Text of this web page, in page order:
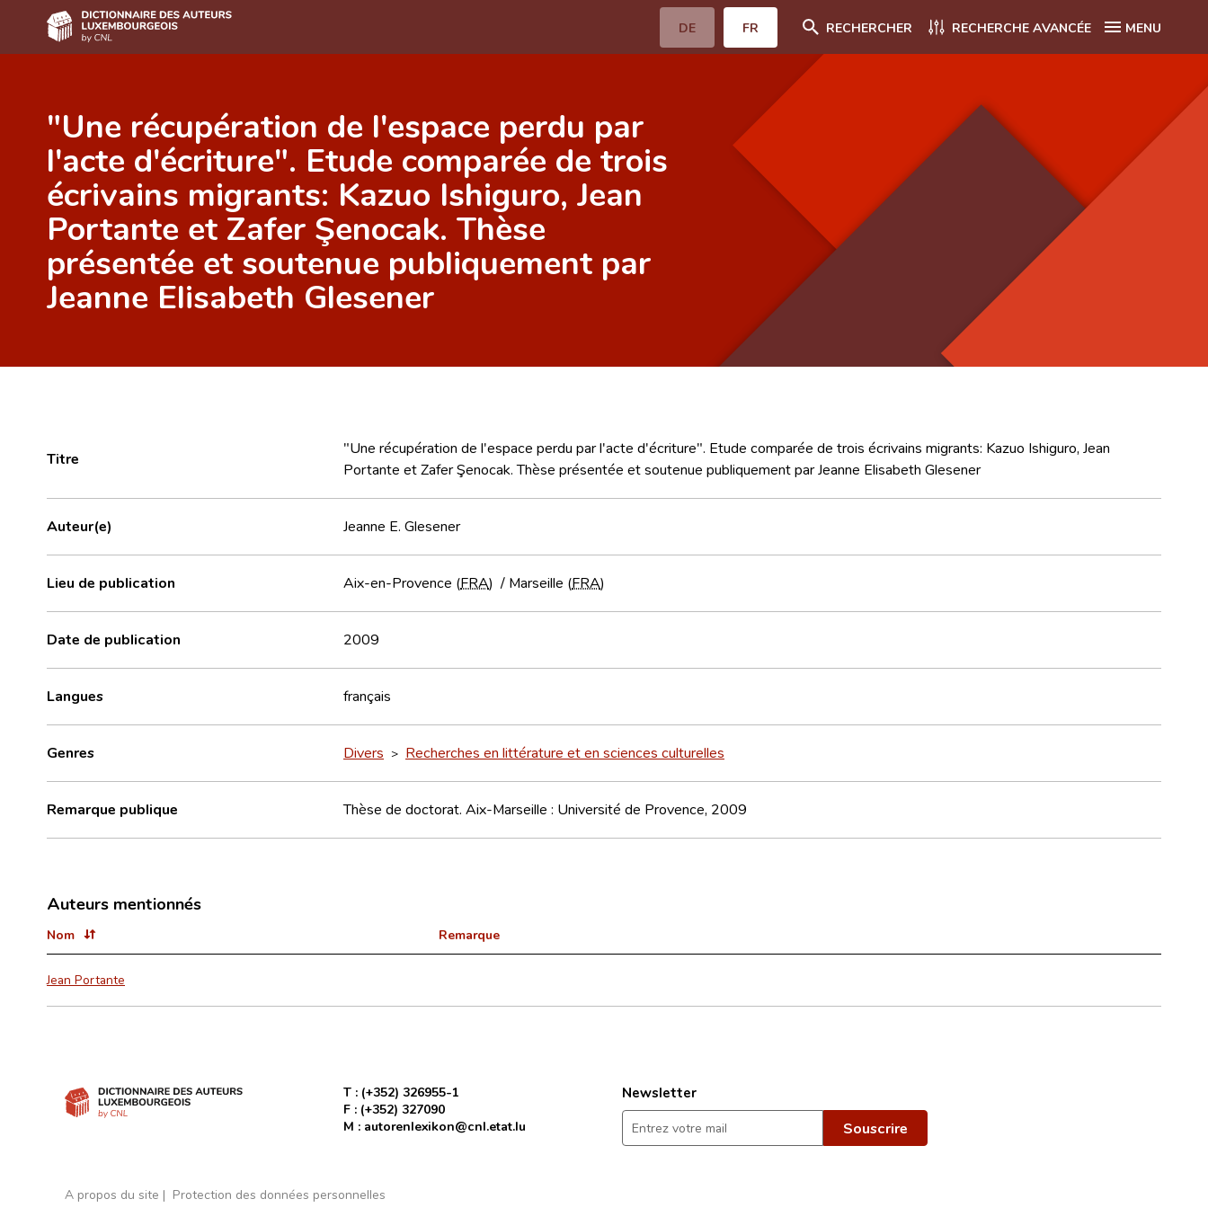
DE FR RECHERCHER RECHERCHE AVANCÉE MENU
Auteur(e)s A-Z
Recherche avancée
Foire aux questions
CNL
Équipe scientifique
Contact
"Une récupération de l'espace perdu par
l'acte d'écriture". Etude comparée de trois
écrivains migrants: Kazuo Ishiguro, Jean
Portante et Zafer Şenocak. Thèse
présentée et soutenue publiquement par
Jeanne Elisabeth Glesener
Titre
"Une récupération de l'espace perdu par l'acte d'écriture". Etude comparée de trois écrivains migrants: Kazuo Ishiguro, Jean
Portante et Zafer Şenocak. Thèse présentée et soutenue publiquement par Jeanne Elisabeth Glesener
Auteur(e) Jeanne E. Glesener
Lieu de publication Aix-en-Provence (FRA) / Marseille (FRA)
Date de publication 2009
Langues français
Genres Divers > Recherches en littérature et en sciences culturelles
Remarque publique Thèse de doctorat. Aix-Marseille : Université de Provence, 2009
Auteurs mentionnés
Nom Remarque
Jean Portante
T : (+352) 326955-1
F : (+352) 327090
M : autorenlexikon@cnl.etat.lu
Newsletter
A propos du site Protection des données personnelles